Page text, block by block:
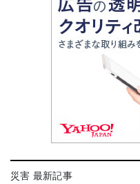
災害 最新記事